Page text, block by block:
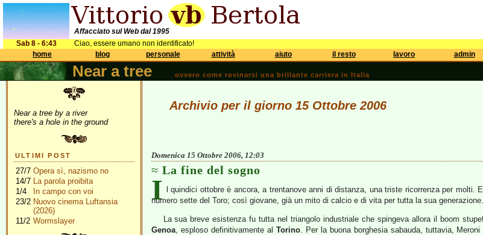
Affacciato sul Web dal 1995
Sab 8 - 6:43
Ciao, essere umano non identificato!
home
blog personale attività aiuto il resto lavoro admin
Near a tree ovvero come rovinarsi una brillante carriera in Italia
Near a tree by a river
there's a hole in the ground
ULTIMI POST
27/7 Opera sì, nazismo no
14/7 La parola proibita
1/4
In campo con voi
23/2 Nuovo cinema Luftansia
(2026)
11/2 Wormslayer
Archivio per il giorno 15 Ottobre 2006
Domenica 15 Ottobre 2006, 12:03
La fine del sogno
I l quindici ottobre è ancora, a trentanove anni di distanza, una triste ricorrenza per
numero sette del Toro; così giovane, già un mito di calcio e di vita per tutta la sua generazione.
La sua breve esistenza fu tutta nel triangolo industriale che spingeva allora il boom
Genoa, esploso definitivamente al Torino. Per la buona borghesia sabauda, tuttavia,